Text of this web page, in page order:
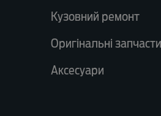
Кузовний ремонт
Оригінальні
Аксесуари